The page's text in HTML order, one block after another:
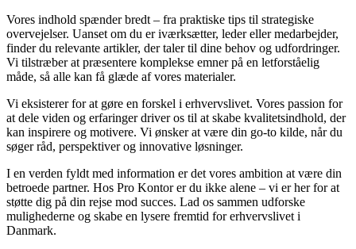
Vores indhold spænder bredt – fra praktiske tips til strategiske
overvejelser. Uanset om du er iværksætter, leder eller medarbejder,
finder du relevante artikler, der taler til dine behov og udfordringer.
Vi tilstræber at præsentere komplekse emner på en letforståelig
måde, så alle kan få glæde af vores materialer.
Vi eksisterer for at gøre en forskel i erhvervslivet. Vores passion for
at dele viden og erfaringer driver os til at skabe kvalitetsindhold, der
kan inspirere og motivere. Vi ønsker at være din go-to kilde, når du
søger råd, perspektiver og innovative løsninger.
I en verden fyldt med information er det vores ambition at være din
betroede partner. Hos Pro Kontor er du ikke alene – vi er her for at
støtte dig på din rejse mod succes. Lad os sammen udforske
mulighederne og skabe en lysere fremtid for erhvervslivet i
Danmark.